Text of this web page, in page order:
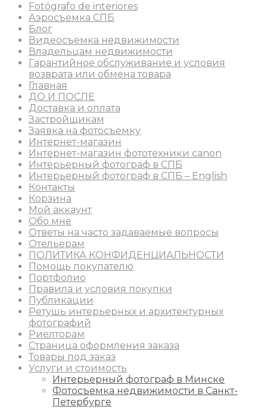
Fotógrafo de interiores
Аэросъемка СПБ
Блог
Видеосъемка недвижимости
Владельцам недвижимости
Гарантийное обслуживание и условия
возврата или обмена товара
Главная
ДО И ПОСЛЕ
Доставка и оплата
Застройщикам
Заявка на фотосъемку
Интернет-магазин
Интернет-магазин фототехники canon
Интерьерный фотограф в СПБ
Интерьерный фотограф в СПБ – English
Контакты
Корзина
Мой аккаунт
Обо мне
Ответы на часто задаваемые вопросы
Отельерам
ПОЛИТИКА КОНФИДЕНЦИАЛЬНОСТИ
Помощь покупателю
Портфолио
Правила и условия покупки
Публикации
Ретушь интерьерных и архитектурных
фотографий
Риелторам
Страница оформления заказа
Товары под заказ
Услуги и стоимость
Интерьерный фотограф в Минске
Фотосъемка недвижимости в Санкт-
Петербурге